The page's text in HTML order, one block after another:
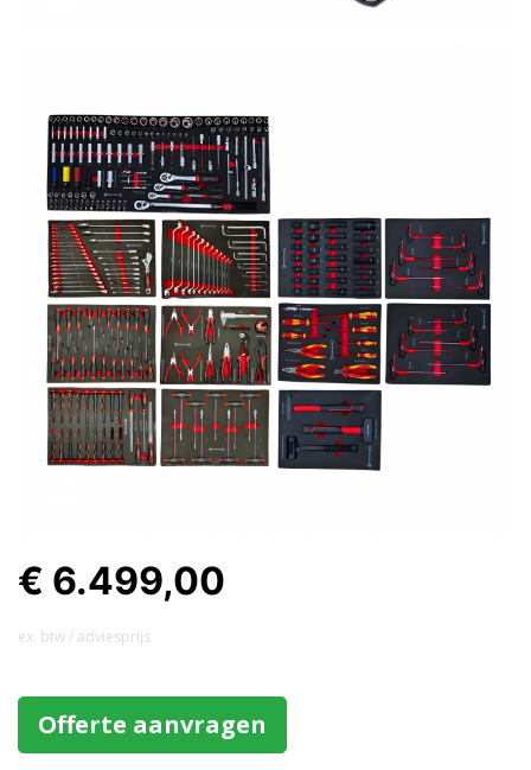
€ 6.499,00
ex. btw / adviesprijs
Offerte aanvragen